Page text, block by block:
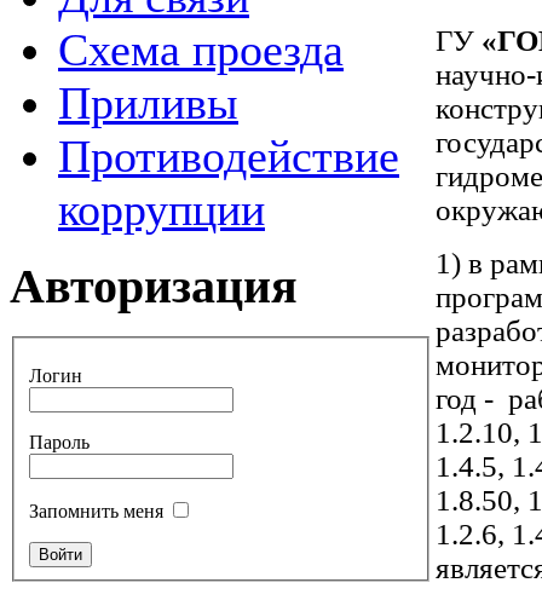
Схема проезда
Приливы
Противодействие
коррупции
Авторизация
Логин
Пароль
Запомнить меня
ГУ
научно-
1) в
год -
1.2.10,
1.4.5,
1.8.50,
1.2.6,